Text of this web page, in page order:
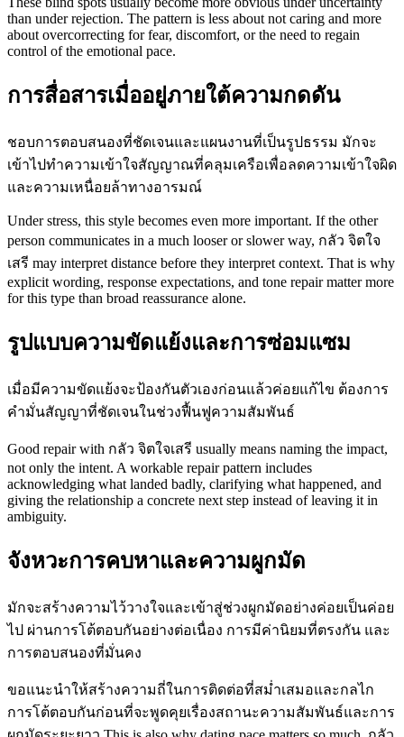
than under rejection. The pattern is less about not caring and more
about overcorrecting for fear, discomfort, or the need to regain
control of the emotional pace.
การสื่อสารเมื่ออยู่ภายใต้ความกดดัน
ชอบการตอบสนองที่ชัดเจนและแผนงานที่เป็นรูปธรรม มักจะ
เข้าไปทำความเข้าใจสัญญาณที่คลุมเครือเพื่อลดความเข้าใจผิด
และความเหนื่อยล้าทางอารมณ์
Under stress, this style becomes even more important. If the other
person communicates in a much looser or slower way, กลัว จิตใจ
เสรี may interpret distance before they interpret context. That is why
explicit wording, response expectations, and tone repair matter more
for this type than broad reassurance alone.
รูปแบบความขัดแย้งและการซ่อมแซม
เมื่อมีความขัดแย้งจะป้องกันตัวเองก่อนแล้วค่อยแก้ไข ต้องการ
คำมั่นสัญญาที่ชัดเจนในช่วงฟื้นฟูความสัมพันธ์
Good repair with กลัว จิตใจเสรี usually means naming the impact,
not only the intent. A workable repair pattern includes
acknowledging what landed badly, clarifying what happened, and
giving the relationship a concrete next step instead of leaving it in
ambiguity.
จังหวะการคบหาและความผูกมัด
มักจะสร้างความไว้วางใจและเข้าสู่ช่วงผูกมัดอย่างค่อยเป็นค่อย
ไป ผ่านการโต้ตอบกันอย่างต่อเนื่อง การมีค่านิยมที่ตรงกัน และ
การตอบสนองที่มั่นคง
ขอแนะนำให้สร้างความถี่ในการติดต่อที่สม่ำเสมอและกลไก
การโต้ตอบกันก่อนที่จะพูดคุยเรื่องสถานะความสัมพันธ์และการ